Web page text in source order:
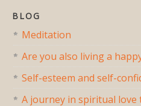
BLOG
Meditation
Are you also living a
Self-esteem and self-
A journey in spiritual